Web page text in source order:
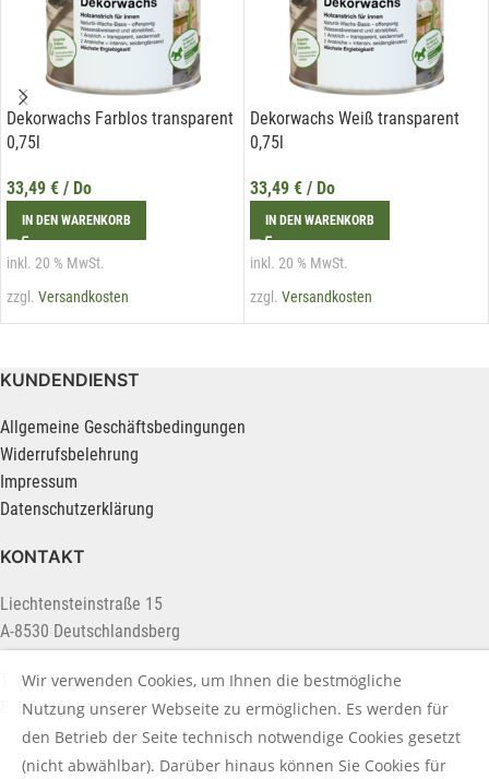
Dekorwachs Farblos transparent
0,75l
33,49 € / Do
IN DEN WARENKORB
inkl. 20 % MwSt.
zzgl. Versandkosten
Dekorwachs Weiß transparent
0,75l
33,49 € / Do
IN DEN WARENKORB
inkl. 20 % MwSt.
zzgl. Versandkosten
KUNDENDIENST
Allgemeine Geschäftsbedingungen
Widerrufsbelehrung
Impressum
Datenschutzerklärung
KONTAKT
Liechtensteinstraße 15
A-8530 Deutschlandsberg
T. +43 (0) 3462 2222
info@holztreff.at
Wir verwenden Cookies, um Ihnen die bestmögliche
Nutzung unserer Webseite zu ermöglichen. Es werden für
den Betrieb der Seite technisch notwendige Cookies gesetzt
(nicht abwählbar). Darüber hinaus können Sie Cookies für